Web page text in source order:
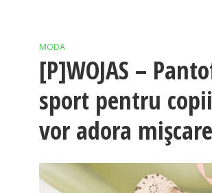
MODA
[P]WOJAS –
sport pentru
vor adora